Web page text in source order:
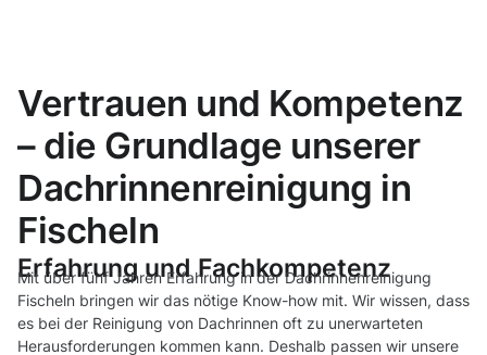
Vertrauen und Kompetenz
– die Grundlage unserer
Dachrinnenreinigung in
Fischeln
Erfahrung und Fachkompetenz
Mit über fünf Jahren Erfahrung in der Dachrinnenreinigung
Fischeln bringen wir das nötige Know-how mit. Wir wissen, dass
es bei der Reinigung von Dachrinnen oft zu unerwarteten
Herausforderungen kommen kann. Deshalb passen wir unsere